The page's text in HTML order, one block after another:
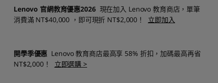
Lenovo 官網教育優惠2026 現在加入 Lenovo 教育商店，單筆
消費滿 NT$40,000 ，即可現折 NT$2,000！
立即加入
開學季優惠 Lenovo 教育商店最高享 58% 折扣，加碼最高再省
NT$2,000！
立即選購 >